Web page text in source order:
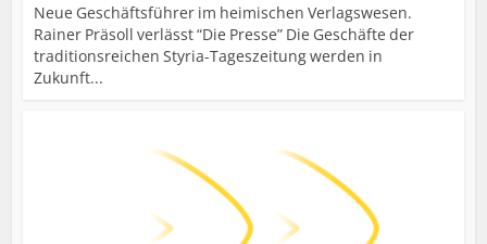
Neue Geschäftsführer im heimischen Verlagswesen.
Rainer Präsoll verlässt “Die Presse” Die Geschäfte der
traditionsreichen Styria-Tageszeitung werden in
Zukunft...